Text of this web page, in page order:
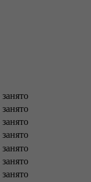
занято
занято
занято
занято
занято
занято
занято